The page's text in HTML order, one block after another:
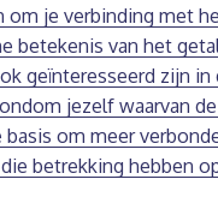
om je verbinding met
betekenis van het
geïnteresseerd zijn
jezelf waarvan
om meer
betrekking hebben